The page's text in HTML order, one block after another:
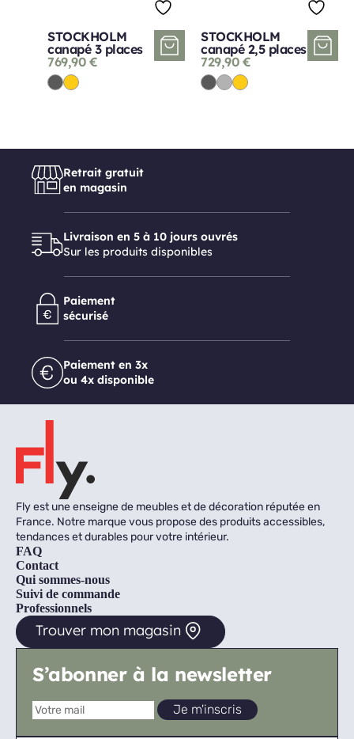
STOCKHOLM
canapé 3 places
769,90 €
STOCKHOLM
canapé 2,5 places
729,90 €
Retrait gratuit
en magasin
Livraison en 5 à 10 jours ouvrés
Sur les produits disponibles
Paiement
sécurisé
Paiement en 3x
ou 4x disponible
Fly est une enseigne de meubles et de décoration réputée en
France. Notre marque vous propose des produits accessibles,
tendances et durables pour votre intérieur.
FAQ
Contact
Qui sommes-nous
Suivi de commande
Professionnels
Trouver mon magasin
S’abonner à la newsletter